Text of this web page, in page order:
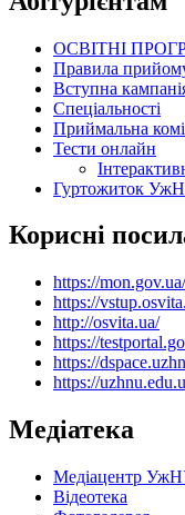
ОСВІТНІ
Правила
Вступна
Спеціальності
Приймальна
Тести онлайн
Гуртожиток
Корисні
https://
https://
http://osvita.ua/
https://
https://
https://
Медіатека
Медіацентр
Відеотека